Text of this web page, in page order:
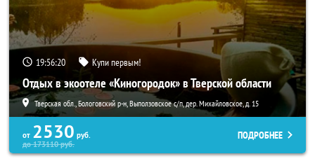
19:56:18 Купи первым!
Отдых в экоотеле «Киногородок» в Тверской области
Тверская обл., Бологовский р-н, Выползовское с/п, дер. Михайловское, д. 15
от 2530 руб.
до173110руб.
ПОДРОБНЕЕ